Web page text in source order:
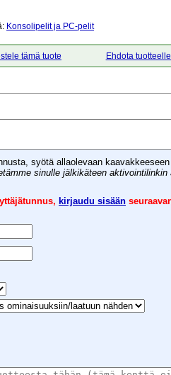
Konsolipelit ja PC-pelit
tämä tuote Ehdota
syötä allaolevaan
sinulle jälkikäteen aktivointilinkin
kirjaudu sisään